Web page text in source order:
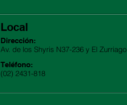
Local
Dirección:
Av. de los Shyris N37-236 y El Zurriago
Teléfono:
(02) 2431-818